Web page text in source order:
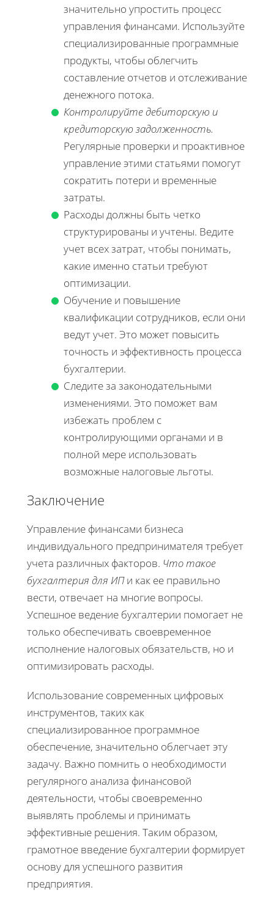
значительно упростить процесс
управления финансами. Используйте
специализированные программные
продукты, чтобы облегчить
составление отчетов и отслеживание
денежного потока.
Контролируйте дебиторскую и
кредиторскую задолженность.
Регулярные проверки и проактивное
управление этими статьями помогут
сократить потери и временные
затраты.
Расходы должны быть четко
структурированы и учтены. Ведите
учет всех затрат, чтобы понимать,
какие именно статьи требуют
оптимизации.
Обучение и повышение
квалификации сотрудников, если они
ведут учет. Это может повысить
точность и эффективность процесса
бухгалтерии.
Следите за законодательными
изменениями. Это поможет вам
избежать проблем с
контролирующими органами и в
полной мере использовать
возможные налоговые льготы.
Заключение
Управление финансами бизнеса
индивидуального предпринимателя требует
учета различных факторов. Что такое
бухгалтерия для ИПи как ее правильно
вести, отвечает на многие вопросы.
Успешное ведение бухгалтерии помогает не
только обеспечивать своевременное
исполнение налоговых обязательств, но и
оптимизировать расходы.
Использование современных цифровых
инструментов, таких как
специализированное программное
обеспечение, значительно облегчает эту
задачу. Важно помнить о необходимости
регулярного анализа финансовой
деятельности, чтобы своевременно
выявлять проблемы и принимать
эффективные решения. Таким образом,
грамотное введение бухгалтерии формирует
основу для успешного развития
предприятия.